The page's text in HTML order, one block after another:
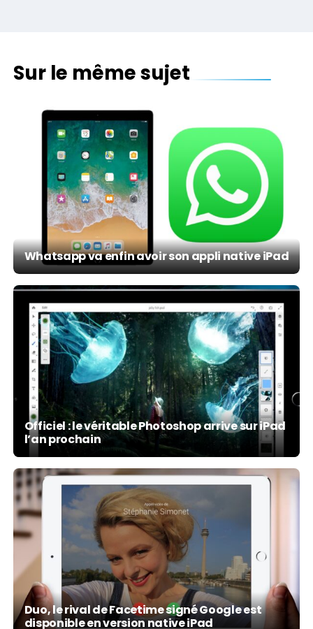
Sur le même sujet
Whatsapp va enfin avoir son appli native iPad
Officiel : le véritable Photoshop arrive sur iPad
l’an prochain
Duo, le rival de Facetime signé Google est
disponible en version native iPad